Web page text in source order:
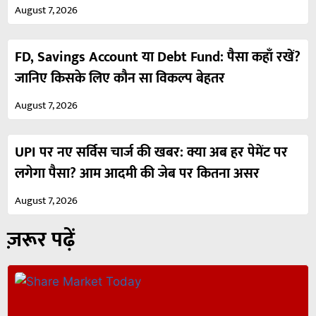
August 7, 2026
FD, Savings Account या Debt Fund: पैसा कहाँ रखें?
जानिए किसके लिए कौन सा विकल्प बेहतर
August 7, 2026
UPI पर नए सर्विस चार्ज की खबर: क्या अब हर पेमेंट पर
लगेगा पैसा? आम आदमी की जेब पर कितना असर
August 7, 2026
ज़रूर पढ़ें